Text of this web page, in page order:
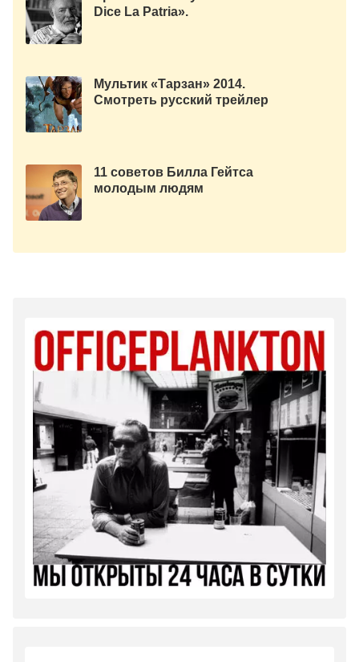
Dice La Patria».
Мультик «Тарзан» 2014.
Смотреть русский трейлер
11 советов Билла Гейтса
молодым людям